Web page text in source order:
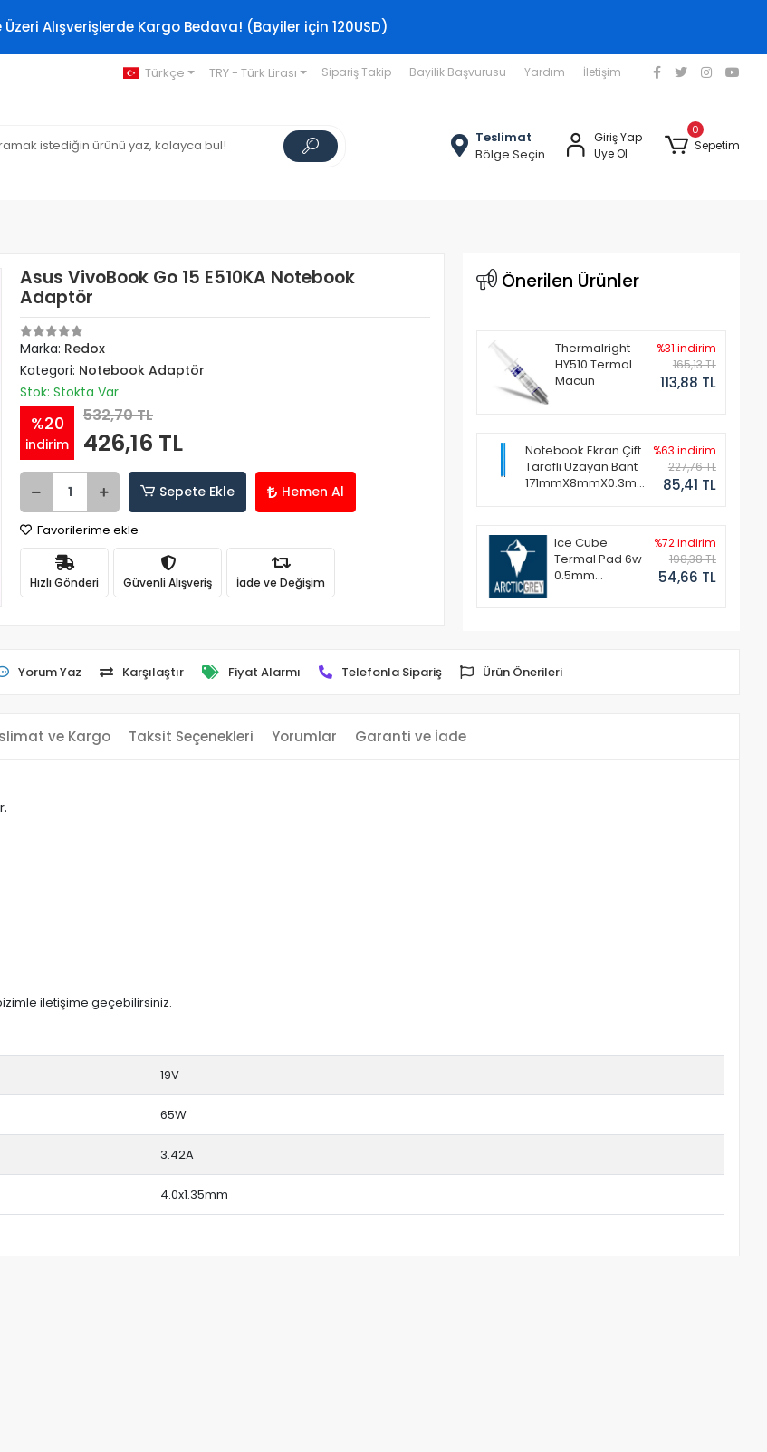
Üzeri Alışverişlerde Kargo Bedava! (Bayiler için 120USD)
Türkçe TRY - Türk Lirası Sipariş Takip Bayilik Başvurusu Yardım İletişim
Teslimat
Bölge Seçin
Giriş Yap
Üye Ol
0
Sepetim
Asus VivoBook Go 15 E510KA Notebook
Adaptör
Marka: Redox
Kategori: Notebook Adaptör
Stok: Stokta Var
%20
indirim
532,70 TL
426,16 TL
Sepete Ekle Hemen Al
Favorilerime ekle
Hızlı Gönderi Güvenli Alışveriş İade ve Değişim
Önerilen Ürünler
Thermalright
HY510 Termal
Macun
%31 indirim
165,13 TL
113,88 TL
Notebook Ekran Çift
Taraflı Uzayan Bant
171mmX8mmX0.3mm
%63 indirim
227,76 TL
85,41 TL
Ice Cube
Termal Pad 6w
0.5mm
%72 indirim
198,38 TL
54,66 TL
Yorum Yaz Karşılaştır Fiyat Alarmı Telefonla Sipariş Ürün Önerileri
ve Kargo Taksit Seçenekleri Yorumlar Garanti ve İade
iletişime geçebilirsiniz.
19V
65W
3.42A
4.0x1.35mm